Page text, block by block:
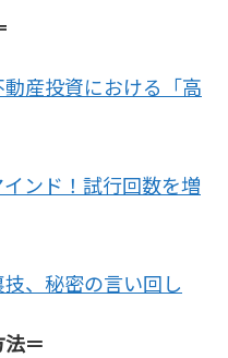
産投資における「高
ンド！試行回数を増
、秘密の言い回し
＝